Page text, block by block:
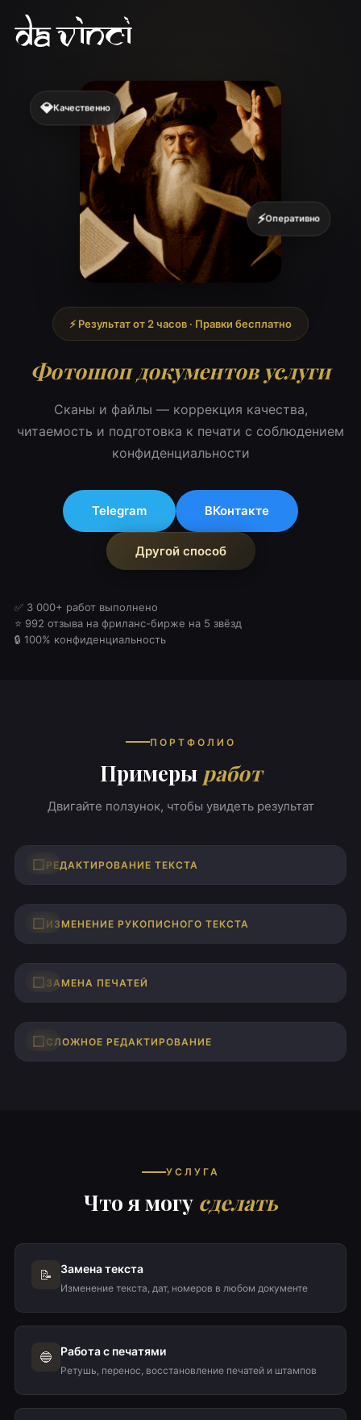
⚡ Результат от 2 часов · Правки бесплатно
Фотошоп документов услуги
Сканы и файлы — коррекция качества,
читаемость и подготовка к печати с соблюдением
конфиденциальности
Telegram ВКонтакте
Другой способ
✅ 3 000+ работ выполнено
⭐ 992 отзыва на фриланс-бирже на 5 звёзд
🔒 100% конфиденциальность
💎Качественно
⚡Оперативно
ПОРТФОЛИО
Примеры работ
Двигайте ползунок, чтобы увидеть результат
РЕДАКТИРОВАНИЕ ТЕКСТА
ДО
ИЗМЕНЕНИЕ РУКОПИСНОГО ТЕКСТА
ДО
ЗАМЕНА ПЕЧАТЕЙ
ДО
СЛОЖНОЕ РЕДАКТИРОВАНИЕ
ДО
УСЛУГА
Что я могу сделать
📝 Замена текста
Изменение текста, дат, номеров в любом документе
🔵 Работа с печатями
Ретушь, перенос, восстановление печатей и штампов